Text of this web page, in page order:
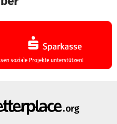
abgebaut werden können. Die
Englisch verfügbar sein.
Beitrag leisten, um
abzubauen.
für Unternehmen zur